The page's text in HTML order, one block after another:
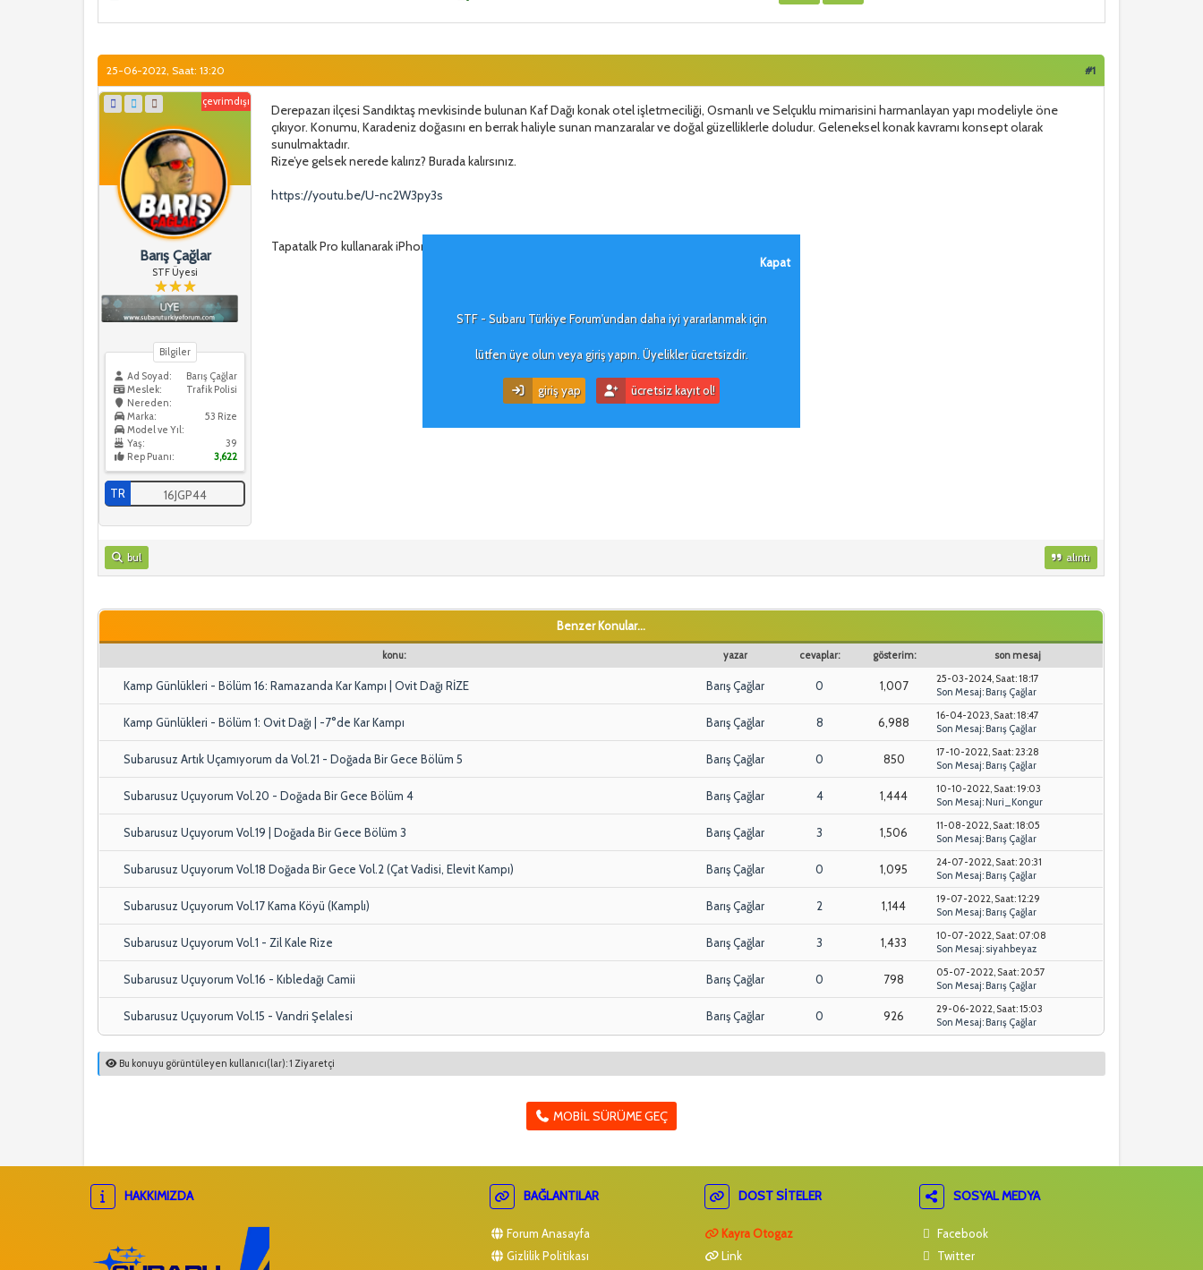
Kapat
STF - Subaru Türkiye Forum'undan daha iyi yararlanmak için
lütfen üye olun veya giriş yapın. Üyelikler ücretsizdir.
giriş yap ücretsiz kayıt ol!
#1
25-06-2022, Saat: 13:20
çevrimdışı
Barış Çağlar
STF Üyesi
Bilgiler
Ad Soyad:
Barış Çağlar
Meslek:
Trafik Polisi
Nereden:
53 Rize
Marka:
Model ve Yıl:
Yaş:
39
Rep Puanı:
3,622
TR 16JGP44
Derepazarı ilçesi Sandıktaş mevkisinde bulunan Kaf Dağı konak otel işletmeciliği, Osmanlı ve Selçuklu mimarisini harmanlayan yapı modeliyle öne
çıkıyor. Konumu, Karadeniz doğasını en berrak haliyle sunan manzaralar ve doğal güzelliklerle doludur. Geleneksel konak kavramı konsept olarak
sunulmaktadır.
Rize’ye gelsek nerede kalırız? Burada kalırsınız.
https://youtu.be/U-nc2W3py3s
Tapatalk Pro kullanarak iPhone aracılığıyla gönderildi
bul alıntı
Benzer Konular...
konu: yazar cevaplar: gösterim: son mesaj
Kamp Günlükleri - Bölüm 16: Ramazanda Kar Kampı | Ovit Dağı RİZE Barış Çağlar 0 1,007
25-03-2024, Saat: 18:17
Son Mesaj: Barış Çağlar
Kamp Günlükleri - Bölüm 1: Ovit Dağı | -7°de Kar Kampı Barış Çağlar 8 6,988
16-04-2023, Saat: 18:47
Son Mesaj: Barış Çağlar
Subarusuz Artık Uçamıyorum da Vol.21 - Doğada Bir Gece Bölüm 5 Barış Çağlar 0 850
17-10-2022, Saat: 23:28
Son Mesaj: Barış Çağlar
Subarusuz Uçuyorum Vol.20 - Doğada Bir Gece Bölüm 4 Barış Çağlar 4 1,444
10-10-2022, Saat: 19:03
Son Mesaj: Nuri_Kongur
Subarusuz Uçuyorum Vol.19 | Doğada Bir Gece Bölüm 3 Barış Çağlar 3 1,506
11-08-2022, Saat: 18:05
Son Mesaj: Barış Çağlar
Subarusuz Uçuyorum Vol.18 Doğada Bir Gece Vol.2 (Çat Vadisi, Elevit Kampı) Barış Çağlar 0 1,095
24-07-2022, Saat: 20:31
Son Mesaj: Barış Çağlar
Subarusuz Uçuyorum Vol.17 Kama Köyü (Kamplı) Barış Çağlar 2 1,144
19-07-2022, Saat: 12:29
Son Mesaj: Barış Çağlar
Subarusuz Uçuyorum Vol.1 - Zil Kale Rize Barış Çağlar 3 1,433
10-07-2022, Saat: 07:08
Son Mesaj: siyahbeyaz
Subarusuz Uçuyorum Vol.16 - Kıbledağı Camii Barış Çağlar 0 798
05-07-2022, Saat: 20:57
Son Mesaj: Barış Çağlar
Subarusuz Uçuyorum Vol.15 - Vandri Şelalesi Barış Çağlar 0 926
29-06-2022, Saat: 15:03
Son Mesaj: Barış Çağlar
Bu konuyu görüntüleyen kullanıcı(lar): 1 Ziyaretçi
MOBIL SÜRÜME GEÇ
HAKKIMIZDA BAĞLANTILAR
Forum Anasayfa
Gizlilik Politikası
DOST SITELER
Kayra Otogaz
Link
SOSYAL MEDYA
Facebook
Twitter